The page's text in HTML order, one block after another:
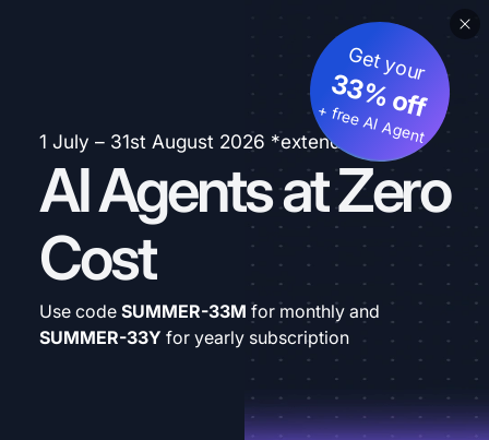
1 July – 31st August 2026 *extended
AI Agents at Zero
Cost
Get your
33% off
+ free AI Agent
Use code SUMMER-33M for monthly and
SUMMER-33Y for yearly subscription